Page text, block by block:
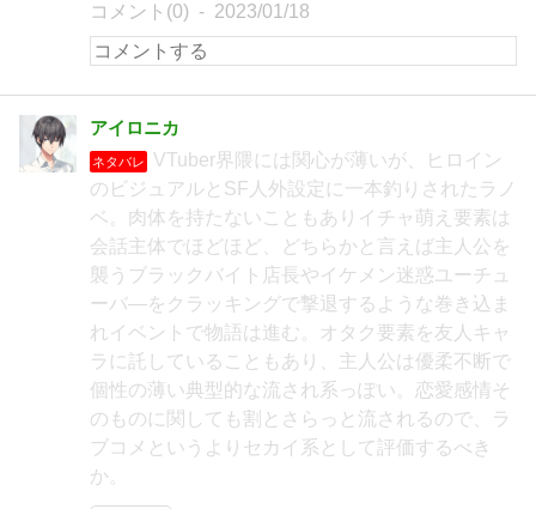
コメント(0) 2023/01/18
アイロニカ
ネタバレ
VTuber界隈には関心が薄いが、ヒロイン
のビジュアルとSF人外設定に一本釣りされたラノ
ベ。肉体を持たないこともありイチャ萌え要素は
会話主体でほどほど、どちらかと言えば主人公を
襲うブラックバイト店長やイケメン迷惑ユーチュ
ーバ―をクラッキングで撃退するような巻き込ま
れイベントで物語は進む。オタク要素を友人キャ
ラに託していることもあり、主人公は優柔不断で
個性の薄い典型的な流され系っぽい。恋愛感情そ
のものに関しても割とさらっと流されるので、ラ
ブコメというよりセカイ系として評価するべき
か。